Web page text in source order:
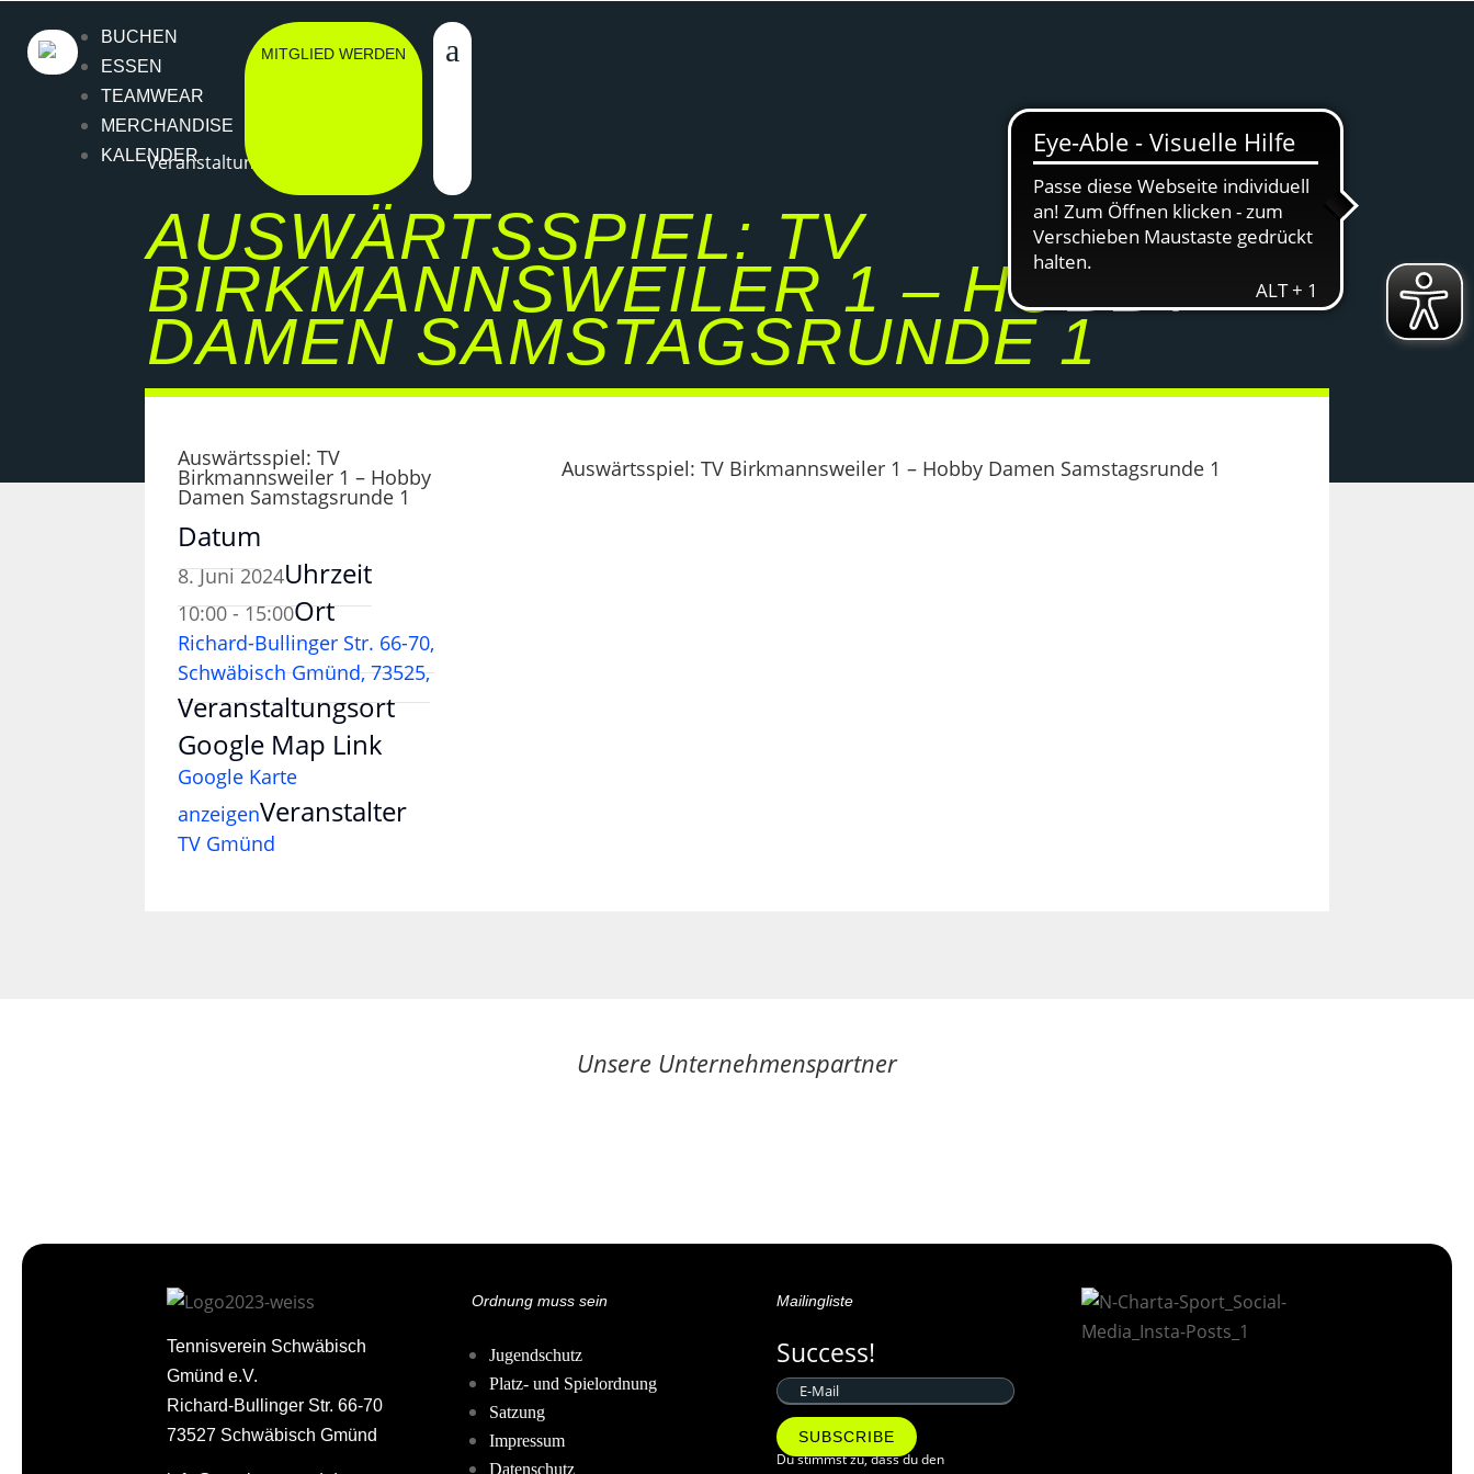
BUCHEN
ESSEN
TEAMWEAR
MERCHANDISE
KALENDER
MITGLIED WERDEN
Veranstaltung
AUSWÄRTSSPIEL: TV
BIRKMANNSWEILER 1 – HOBBY
DAMEN SAMSTAGSRUNDE 1
Auswärtsspiel: TV
Birkmannsweiler 1 – Hobby
Damen Samstagsrunde 1
Datum
8. Juni 2024Uhrzeit
10:00 - 15:00Ort
Richard-Bullinger Str. 66-70,
Schwäbisch Gmünd, 73525,
Veranstaltungsort
Google Map Link
Google Karte
anzeigenVeranstalter
TV Gmünd
Auswärtsspiel: TV Birkmannsweiler 1 – Hobby Damen Samstagsrunde 1
Unsere Unternehmenspartner
Tennisverein Schwäbisch
Gmünd e.V.
Richard-Bullinger Str. 66-70
73527 Schwäbisch Gmünd
Ordnung muss sein
Jugendschutz
Platz- und Spielordnung
Satzung
Impressum
Datenschutz
Mailingliste
Success!
SUBSCRIBE
Du stimmst zu, dass du den